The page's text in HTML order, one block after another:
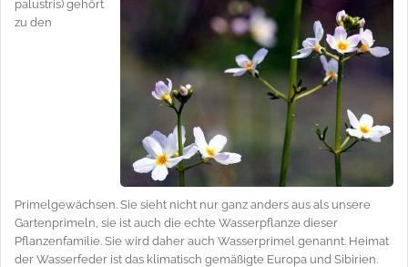
palustris) gehört
zu den
Primelgewächsen. Sie sieht nicht nur ganz anders aus als unsere
Gartenprimeln, sie ist auch die echte Wasserpflanze dieser
Pflanzenfamilie. Sie wird daher auch Wasserprimel genannt. Heimat
der Wasserfeder ist das klimatisch gemäßigte Europa und Sibirien.